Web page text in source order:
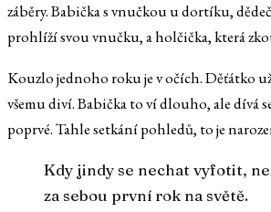
záběry. Babička s vnučkou u dortíku,
prohlíží svou vnučku, a holčička, která
Kouzlo jednoho roku je v očích. Děťátko už
všemu diví. Babička to ví dlouho, ale dívá
poprvé. Tahle setkání pohledů, to je
Kdy jindy se nechat vyfotit,
za sebou první rok na světě.